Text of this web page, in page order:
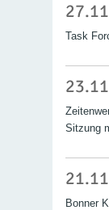
Task
Sitzung
Bonner